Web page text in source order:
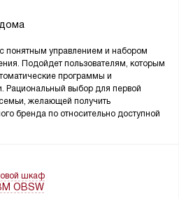
понятным управлением и набором
Подойдет пользователям, которым
программы и
Рациональный выбор для первой
желающей получить
бренда по относительно доступной
шкаф
OBSW